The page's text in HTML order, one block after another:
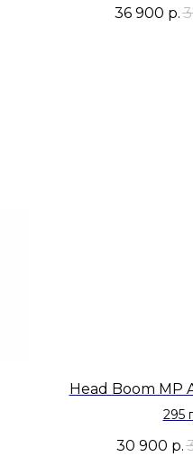
36 900 р.
Head Boom MP
295
30 900 р.